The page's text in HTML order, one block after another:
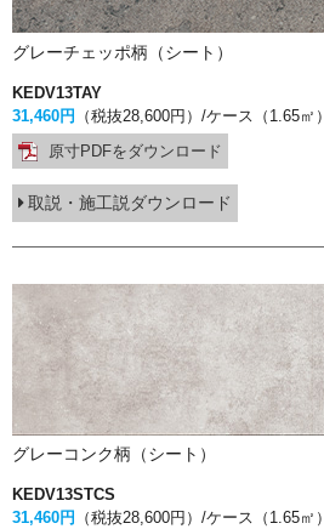
グレーチェッポ柄（シート）
KEDV13TAY
31,460円
（税抜28,600円） /ケース（1.65㎡）
原寸PDFをダウンロード
取説・施工説ダウンロード
グレーコンク柄（シート）
KEDV13STCS
31,460円
（税抜28,600円） /ケース（1.65㎡）